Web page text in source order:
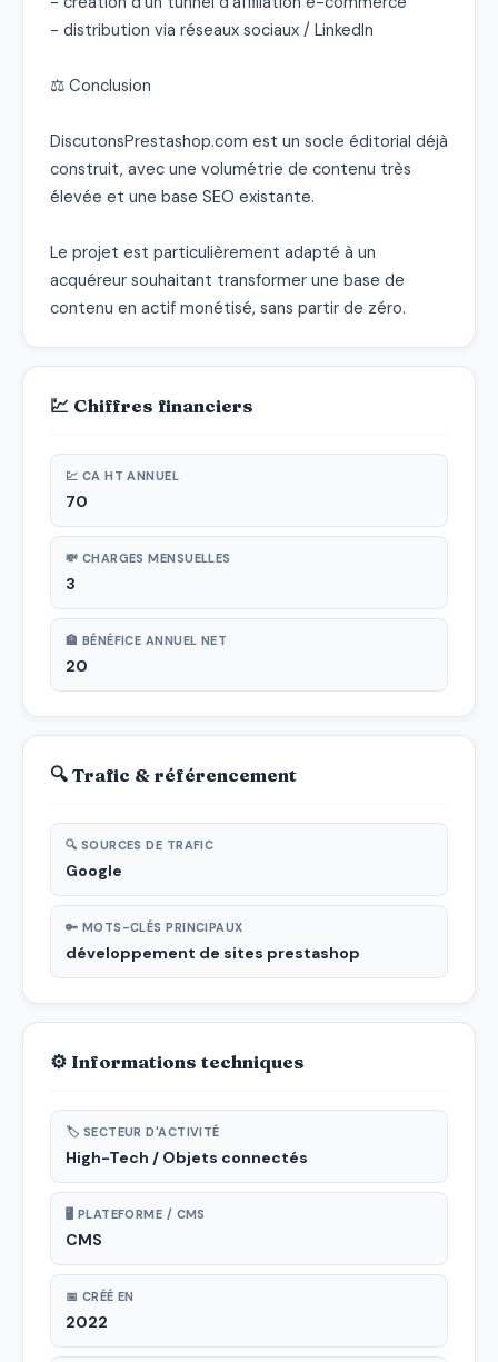
- distribution via réseaux sociaux / LinkedIn
⚖️ Conclusion
DiscutonsPrestashop.com est un socle éditorial déjà
construit, avec une volumétrie de contenu très
élevée et une base SEO existante.
Le projet est particulièrement adapté à un
acquéreur souhaitant transformer une base de
contenu en actif monétisé, sans partir de zéro.
💹 Chiffres financiers
💹 CA HT ANNUEL
70
💸 CHARGES MENSUELLES
3
🏦 BÉNÉFICE ANNUEL NET
20
🔍 Trafic & référencement
🔍 SOURCES DE TRAFIC
Google
🔑 MOTS-CLÉS PRINCIPAUX
développement de sites prestashop
⚙ Informations techniques
🏷 SECTEUR D'ACTIVITÉ
High-Tech / Objets connectés
🖥 PLATEFORME / CMS
CMS
📅 CRÉÉ EN
2022